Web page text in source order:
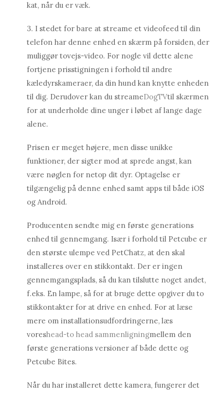
kat, når du er væk.
3. I stedet for bare at streame et videofeed til din
telefon har denne enhed en skærm på forsiden, der
muliggør tovejs-video. For nogle vil dette alene
fortjene prisstigningen i forhold til andre
kæledyrskameraer, da din hund kan knytte enheden
til dig. Derudover kan du streameDogTVtil skærmen
for at underholde dine unger i løbet af lange dage
alene.
Prisen er meget højere, men disse unikke
funktioner, der sigter mod at sprede angst, kan
være nøglen for netop dit dyr. Optagelse er
tilgængelig på denne enhed samt apps til både iOS
og Android.
Producenten sendte mig en første generations
enhed til gennemgang. Især i forhold til Petcube er
den største ulempe ved PetChatz, at den skal
installeres over en stikkontakt. Der er ingen
gennemgangsplads, så du kan tilslutte noget andet,
f.eks. En lampe, så for at bruge dette opgiver du to
stikkontakter for at drive en enhed. For at læse
mere om installationsudfordringerne, læs
voreshead-to head sammenligningmellem den
første generations versioner af både dette og
Petcube Bites.
Når du har installeret dette kamera, fungerer det